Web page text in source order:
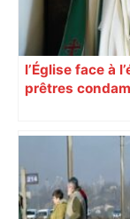
l’Église face à
prêtres